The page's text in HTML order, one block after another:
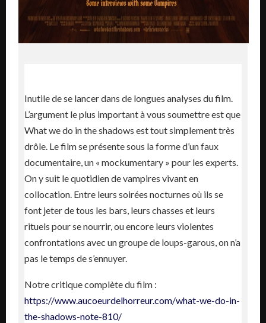
Inutile de se lancer dans de longues analyses du film.
L’argument le plus important à vous soumettre est que
What we do in the shadows est tout simplement très
drôle. Le film se présente sous la forme d’un faux
documentaire, un « mockumentary » pour les experts.
On y suit le quotidien de vampires vivant en
collocation. Entre leurs soirées nocturnes où ils se
font jeter de tous les bars, leurs chasses et leurs
rituels pour se nourrir, ou encore leurs violentes
confrontations avec un groupe de loups-garous, on n’a
pas le temps de s’ennuyer.
Notre critique complète du film :
https://www.aucoeurdelhorreur.com/what-we-do-in-
the-shadows-note-810/